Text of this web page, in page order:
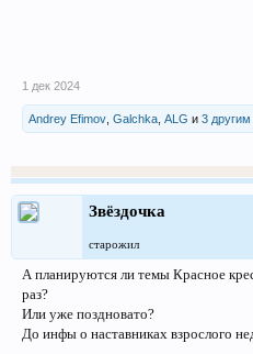
1 дек 2024
Andrey Efimov Galchka ALG и 3 другим
Звёздочка
старожил
А планируются ли темы Красное
раз?
Или уже поздновато?
До инфы о наставниках взрослого